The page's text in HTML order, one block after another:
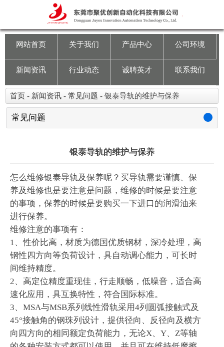
网站首页
公司环境
联系我们
网站首页 关于我们 产品中心 公司环境
新闻资讯 行业动态 诚聘英才 联系我们
首页 - 新闻资讯 - 常见问题 - 银泰导轨的维护与保养
常见问题
银泰导轨的维护与保养
怎么维修银泰导轨及保养呢？买导轨需要谨慎、保
养及维修也是要注意是问题，维修的时候是要注意
的事项，保养的时候是要购买一下进口的润滑油来
进行保养。
维修注意的事项有：
1、性价比高，材质为德国优质钢材，深冷处理，高
钢性四方向等负荷设计，具自动调心能力，可长时
间维持精度。
2、高定位精度重现佳，行走顺畅，低噪音，适合高
速化应用，具互换特性，符合国际标准。
3、MSA与MSB系列线性滑轨采用4列圆弧接触式及
45°接触角的钢珠列设计，提供径向、反径向及横方
向四方向的相同额定负荷能力，无论X、Y、Z等轴